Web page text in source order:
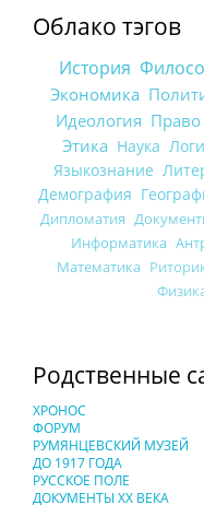
Облако тэгов
История
Экономика
Идеология Право
Этика Наука
Языкознание
Демография
Дипломатия
Информатика
Математика
Родственные
ХРОНОС
ФОРУМ
РУМЯНЦЕВСКИЙ МУЗЕЙ
ДО 1917 ГОДА
РУССКОЕ ПОЛЕ
ДОКУМЕНТЫ XX ВЕКА